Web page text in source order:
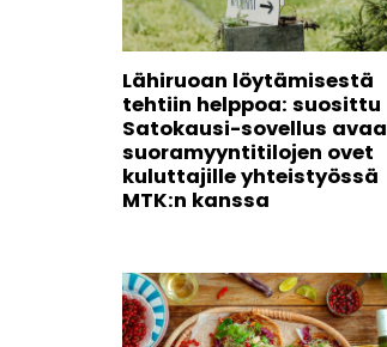
Lähiruoan löytämisestä
tehtiin helppoa: suosittu
Satokausi-sovellus avaa
suoramyyntitilojen ovet
kuluttajille yhteistyössä
MTK:n kanssa